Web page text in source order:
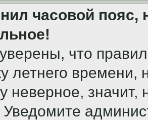
часовой пояс,
что
летнего
неверное, значит,
Уведомите